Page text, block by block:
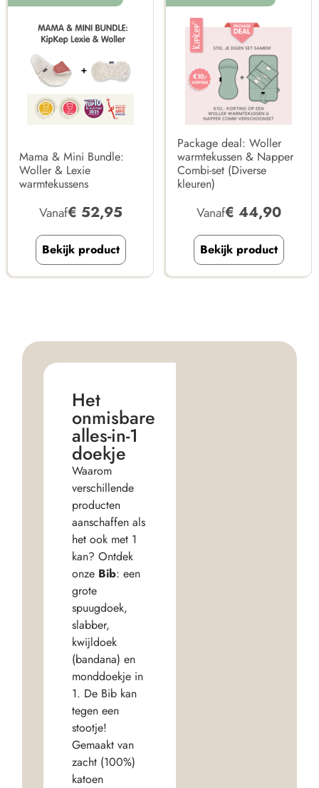
Mama & Mini Bundle:
Woller & Lexie
warmtekussens
Vanaf€ 52,95
Bekijk product
Package deal: Woller
warmtekussen & Napper
Combi-set (Diverse
kleuren)
Vanaf€ 44,90
Bekijk product
Het
onmisbare
alles-in-1
doekje
Waarom
verschillende
producten
aanschaffen als
het ook met 1
kan? Ontdek
onze Bib: een
grote
spuugdoek,
slabber,
kwijldoek
(bandana) en
monddoekje in
1. De Bib kan
tegen een
stootje!
Gemaakt van
zacht (100%)
katoen